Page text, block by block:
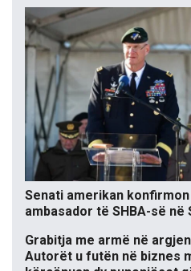
Senati amerikan konfirmon
ambasador të SHBA-së në
Grabitja me armë në
Autorët u futën në biznes